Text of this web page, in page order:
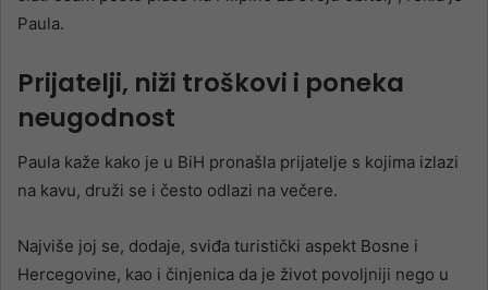
Paula.
Prijatelji, niži troškovi i poneka
neugodnost
Paula kaže kako je u BiH pronašla prijatelje s kojima izlazi
na kavu, druži se i često odlazi na večere.
Najviše joj se, dodaje, sviđa turistički aspekt Bosne i
Hercegovine, kao i činjenica da je život povoljniji nego u